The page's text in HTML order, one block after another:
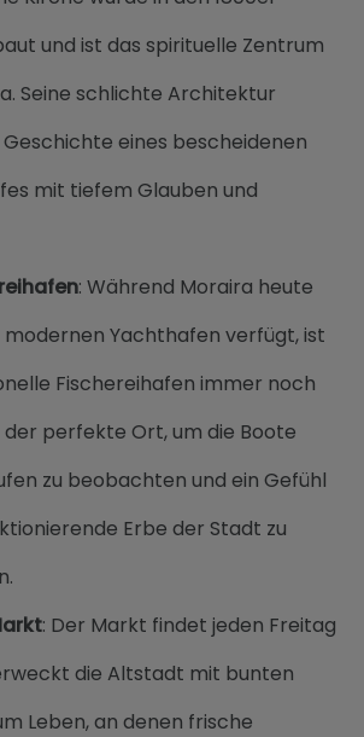
und ist das spirituelle Zentrum
Seine schlichte Architektur
eines bescheidenen
mit tiefem Glauben und
: Während Moraira heute
Yachthafen verfügt, ist
Fischereihafen immer noch
der perfekte Ort, um die Boote
zu beobachten und ein Gefühl
Erbe der Stadt zu
: Der Markt findet jeden Freitag
die Altstadt mit bunten
Leben, an denen frische